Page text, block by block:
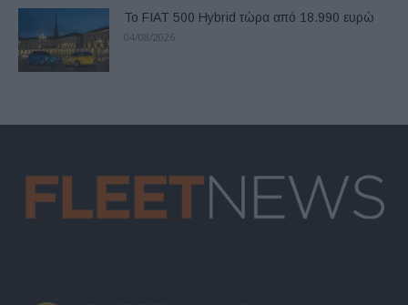
Το FIAT 500 Hybrid τώρα από 18.990 ευρώ
04/08/2026